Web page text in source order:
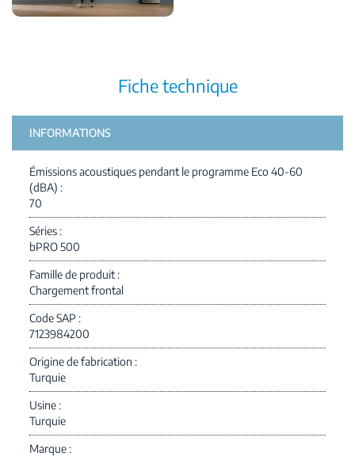
Fiche technique
INFORMATIONS
Émissions acoustiques pendant le programme Eco 40-60
(dBA)
70
Séries
bPRO 500
Famille de produit
Chargement frontal
Code SAP
7123984200
Origine de fabrication
Turquie
Usine
Turquie
Marque